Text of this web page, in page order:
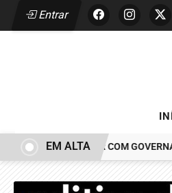
Entrar
TEM MAIS A VER COM
EM ALTA